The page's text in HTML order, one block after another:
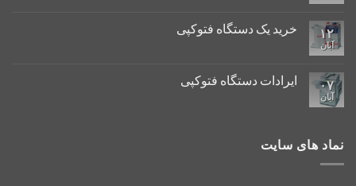
۱۲
آبان
خرید یک دستگاه فتوکپی
۰۷
آبان
ایرادات دستگاه فتوکپی
نماد های سایت